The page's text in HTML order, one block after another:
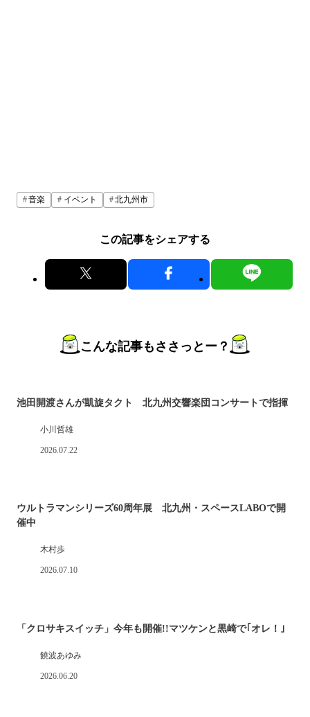
音楽 イベント 北九州市
この記事をシェアする
こんな記事もささっとー？
池田開渡さんが凱旋タクト 北九州交響楽団コンサートで指揮
小川哲雄
2026.07.22
ウルトラマンシリーズ60周年展 北九州・スペースLABOで開
催中
木村歩
2026.07.10
「クロサキスイッチ」今年も開催!!マツケンと黒崎で｢オレ！｣
饒波あゆみ
2026.06.20